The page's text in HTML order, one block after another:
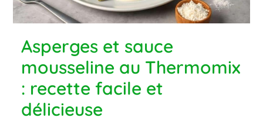
Asperges et sauce
mousseline au Thermomix
: recette facile et
délicieuse